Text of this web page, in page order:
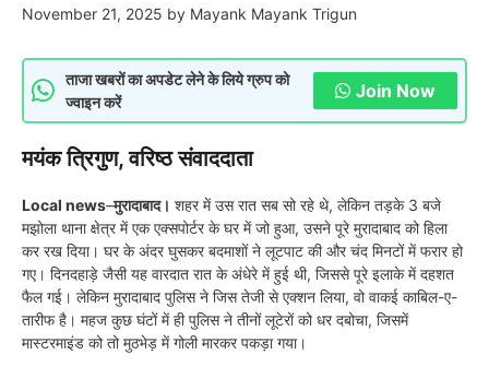
November 21, 2025 by Mayank Mayank Trigun
ताजा खबरों का अपडेट लेने के लिये ग्रुप को
ज्वाइन करें
Join Now
मयंक त्रिगुण, वरिष्ठ संवाददाता
Local news–मुरादाबाद। शहर में उस रात सब सो रहे थे, लेकिन तड़के 3 बजे
मझोला थाना क्षेत्र में एक एक्सपोर्टर के घर में जो हुआ, उसने पूरे मुरादाबाद को हिला
कर रख दिया। घर के अंदर घुसकर बदमाशों ने लूटपाट की और चंद मिनटों में फरार हो
गए। दिनदहाड़े जैसी यह वारदात रात के अंधेरे में हुई थी, जिससे पूरे इलाके में दहशत
फैल गई। लेकिन मुरादाबाद पुलिस ने जिस तेजी से एक्शन लिया, वो वाकई काबिल-ए-
तारीफ है। महज कुछ घंटों में ही पुलिस ने तीनों लूटेरों को धर दबोचा, जिसमें
मास्टरमाइंड को तो मुठभेड़ में गोली मारकर पकड़ा गया।